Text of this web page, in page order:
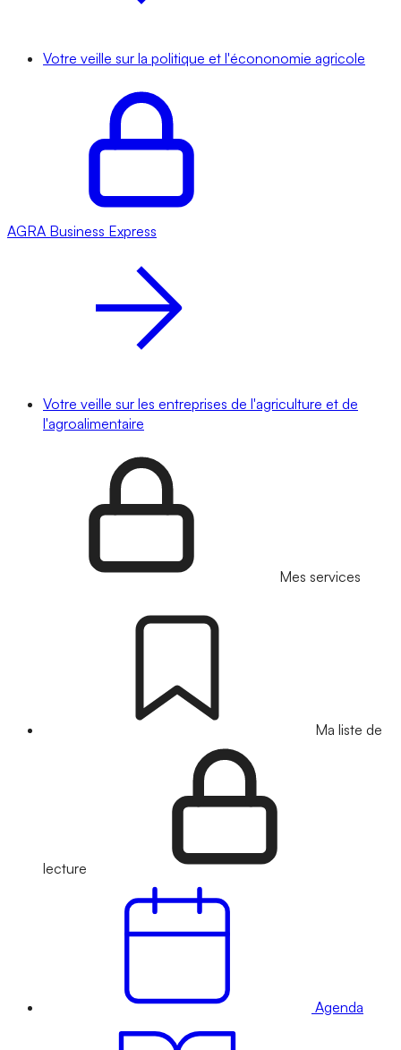
Votre veille sur la politique et l'écononomie agricole
AGRA Business Express
Votre veille sur les entreprises de l'agriculture et de
l'agroalimentaire
Mes services
Ma liste de
lecture
Agenda